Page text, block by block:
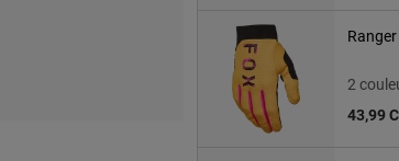
2
43,99